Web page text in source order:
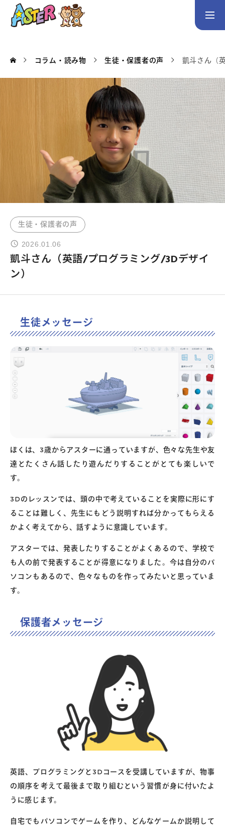
トップページ
英会話／プログラミング／3Dデザイン／学童保育
英会話（小学生） 英会話（中学生）
生徒・保護者の声
スタッフ紹介
アクセス
よくあるご質問
団体向け出張英会話
新着情報
コラム・読み物
コラム・読み物 生徒・保護者の声 凱斗さん（
生徒・保護者の声
2026.01.06
凱斗さん（英語/プログラミング/3Dデザイ
ン）
生徒メッセージ
ぼくは、3歳からアスターに通っていますが、色々な先生や友
達とたくさん話したり遊んだりすることがとても楽しいで
す。
3Dのレッスンでは、頭の中で考えていることを実際に形にす
ることは難しく、先生にもどう説明すれば分かってもらえる
かよく考えてから、話すように意識しています。
アスターでは、発表したりすることがよくあるので、学校で
も人の前で発表することが得意になりました。今は自分のパ
ソコンもあるので、色々なものを作ってみたいと思っていま
す。
保護者メッセージ
英語、プログラミングと3Dコースを受講していますが、物事
の順序を考えて最後まで取り組むという習慣が身に付いたよ
うに感じます。
自宅でもパソコンでゲームを作り、どんなゲームか説明して